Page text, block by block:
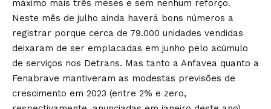
máximo mais três meses e sem nenhum reforço.
Neste mês de julho ainda haverá bons números a
registrar porque cerca de 79.000 unidades vendidas
deixaram de ser emplacadas em junho pelo acúmulo
de serviços nos Detrans. Mas tanto a Anfavea quanto a
Fenabrave mantiveram as modestas previsões de
crescimento em 2023 (entre 2% e zero,